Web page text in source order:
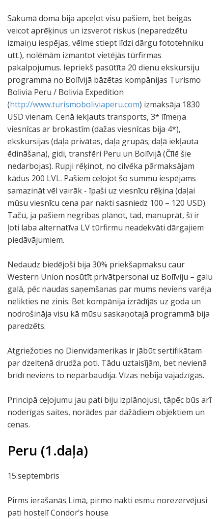
Sākumā doma bija apceļot visu pašiem, bet beigās
veicot aprēķinus un izsverot riskus (neparedzētu
izmaiņu iespējas, vēlme stiept līdzi dārgu fototehniku
utt.), nolēmām izmantot vietējās tūrfirmas
pakalpojumus. Iepriekš pasūtīta 20 dienu ekskursiju
programma no Bolīvijā bāzētas kompānijas Turismo
Bolivia Peru / Bolivia Expedition
(http://www.turismoboliviaperu.com) izmaksāja 1830
USD vienam. Cenā iekļauts transports, 3* līmeņa
viesnīcas ar brokastīm (dažas viesnīcas bija 4*),
ekskursijas (daļa privātas, daļa grupās; daļā iekļauta
ēdināšana), gidi, transfēri Peru un Bolīvijā (Čīlē šie
nedarbojas). Rupji rēķinot, no cilvēka pārmaksājam
kādus 200 LVL. Pašiem ceļojot šo summu iespējams
samazināt vēl vairāk - īpaši uz viesnīcu rēķina (daļai
mūsu viesnīcu cena par nakti sasniedz 100 – 120 USD).
Taču, ja pašiem negribas plānot, tad, manuprāt, šī ir
ļoti laba alternatīva LV tūrfirmu neadekvāti dārgajiem
piedāvājumiem.
Nedaudz biedējoši bija 30% priekšapmaksu caur
Western Union nosūtīt privātpersonai uz Bolīviju – galu
galā, pēc naudas saņemšanas par mums neviens varēja
nelikties ne zinis. Bet kompānija izrādījās uz goda un
nodrošināja visu kā mūsu saskaņotajā programmā bija
paredzēts.
Atgriežoties no Dienvidamerikas ir jābūt sertifikātam
par dzeltenā drudža poti. Tādu uztaisījām, bet nevienā
brīdī neviens to nepārbaudīja. Vīzas nebija vajadzīgas.
Principā ceļojumu jau pati biju izplānojusi, tāpēc būs arī
noderīgas saites, norādes par dažādiem objektiem un
cenas.
Peru (1.daļa)
15.septembris
Pirms ierašanās Limā, pirmo nakti esmu norezervējusi
pati hostelī Condor’s house